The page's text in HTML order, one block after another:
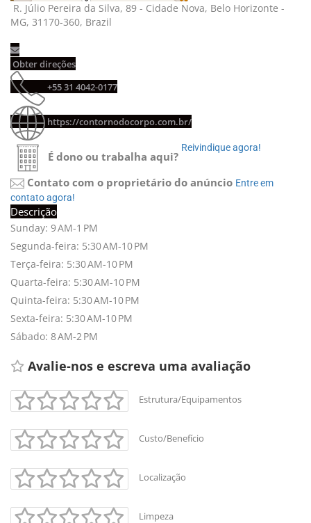
R. Júlio Pereira da Silva, 89 - Cidade Nova, Belo Horizonte -
MG, 31170-360, Brazil
Obter direções
+55 31 4042-0177
https://contornodocorpo.com.br/
É dono ou trabalha aqui?
Reivindique agora!
Contato com o proprietário do anúncio Entre em
contato agora!
Descrição
Sunday: 9 AM-1 PM
Segunda-feira: 5:30 AM-10 PM
Terça-feira: 5:30 AM-10 PM
Quarta-feira: 5:30 AM-10 PM
Quinta-feira: 5:30 AM-10 PM
Sexta-feira: 5:30 AM-10 PM
Sábado: 8 AM-2 PM
Avalie-nos e escreva uma avaliação
Estrutura/Equipamentos
Custo/Benefício
Localização
Limpeza